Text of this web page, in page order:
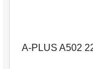
A-PLUS A502